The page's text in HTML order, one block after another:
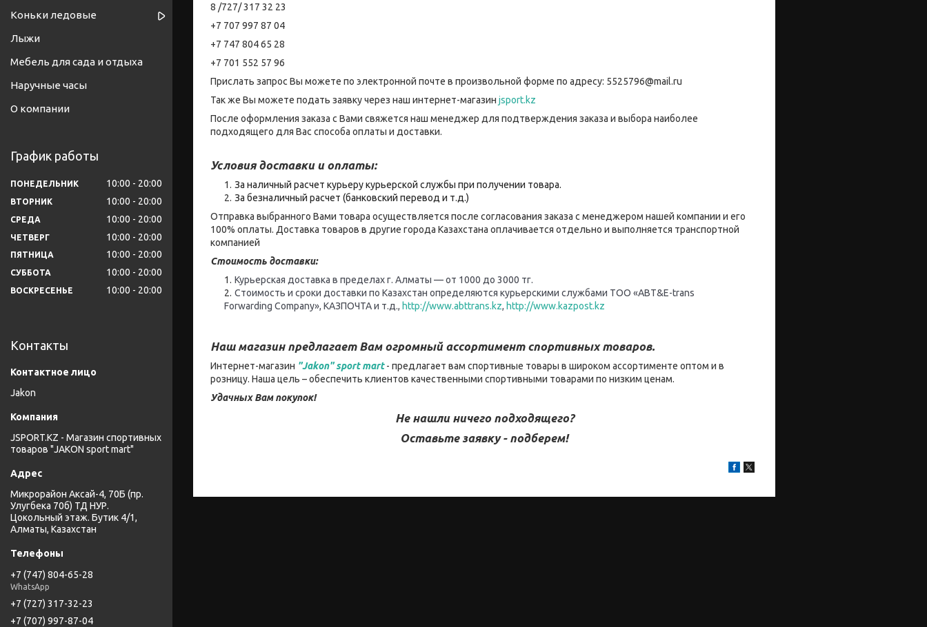
8 /727/ 317 32 23
+7 707 997 87 04
+7 747 804 65 28
+7 701 552 57 96
Прислать запрос Вы можете по электронной почте в произвольной форме по адресу: 5525796@mail.ru
Так же Вы можете подать заявку через наш интернет-магазин jsport.kz
После оформления заказа с Вами свяжется наш менеджер для подтверждения заказа и выбора наиболее
подходящего для Вас способа оплаты и доставки.
Условия доставки и оплаты:
За наличный расчет курьеру курьерской службы при получении товара.
За безналичный расчет (банковский перевод и т.д.)
Отправка выбранного Вами товара осуществляется после согласования заказа с менеджером нашей компании и его
100% оплаты. Доставка товаров в другие города Казахстана оплачивается отдельно и выполняется транспортной
компанией
Стоимость доставки:
Курьерская доставка в пределах г. Алматы — от 1000 до 3000 тг.
Стоимость и сроки доставки по Казахстан определяются курьерскими службами ТОО «ABT&E-trans
Forwarding Company», КАЗПОЧТА и т.д., http://www.abttrans.kz, http://www.kazpost.kz
Наш магазин предлагает Вам огромный ассортимент спортивных товаров.
Интернет-магазин "Jakon" sport mart- предлагает вам спортивные товары в широком ассортименте оптом и в
розницу. Наша цель – обеспечить клиентов качественными спортивными товарами по низким ценам.
Удачных Вам покупок!
Не нашли ничего подходящего?
Оставьте заявку - подберем!
Коньки ледовые
Лыжи
Мебель для сада и отдыха
Наручные часы
О компании
График работы
ПОНЕДЕЛЬНИК 10:00 20:00
ВТОРНИК 10:00 20:00
СРЕДА 10:00 20:00
ЧЕТВЕРГ 10:00 20:00
ПЯТНИЦА 10:00 20:00
СУББОТА 10:00 20:00
ВОСКРЕСЕНЬЕ 10:00 20:00
Контакты
Jakon
JSPORT.KZ - Магазин спортивных
товаров "JAKON sport mart"
Микрорайон Аксай-4, 70Б (пр.
Улугбека 70б) ТД НУР.
Цокольный этаж. Бутик 4/1,
Алматы, Казахстан
+7 (747) 804-65-28
WhatsApp
+7 (727) 317-32-23
+7 (707) 997-87-04